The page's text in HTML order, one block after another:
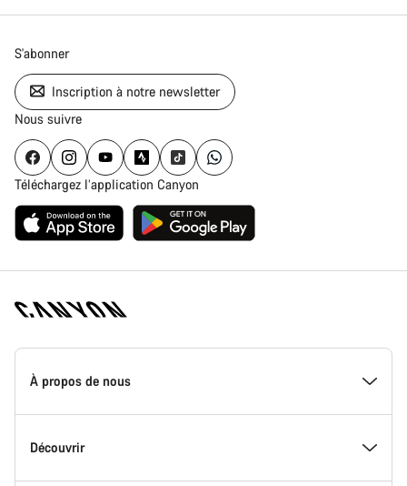
S'abonner
Inscription à notre newsletter
Nous suivre
Téléchargez l’application Canyon
Page
d'accueil
Canyon
-
À propos de nous
Inside Canyon
Découvrir